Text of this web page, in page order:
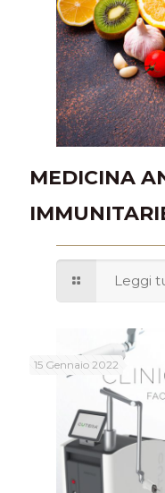
MEDICINA
Leggi
15 Gennaio 2022